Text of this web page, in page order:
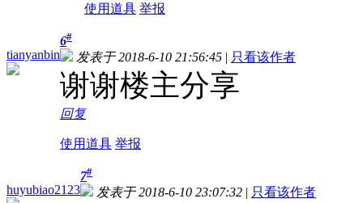
使用道具 举报
tianyanbin
6#
发表于 2018-6-10 21:56:45 | 只看该作者
谢谢楼主分享
回复
使用道具 举报
huyubiao2123
7#
发表于 2018-6-10 23:07:32 | 只看该作者